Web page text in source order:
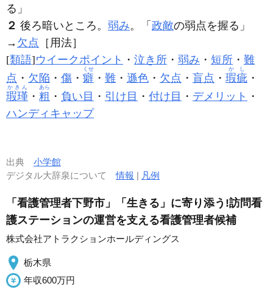
る」
２ 後ろ暗いところ。 弱み。「 政敵の弱点を握る」
→ 欠点 ［用法］
[類語]ウイークポイント ・ 泣き所 ・ 弱み ・ 短所 ・ 難
点 ・ 欠陥 ・ 傷 ・ 癖
くせ
・ 難 ・ 遜色 ・ 欠点 ・ 盲点 ・ 瑕疵
かし
・
瑕瑾
かきん
・ 粗
あら
・ 負い目 ・ 引け目 ・ 付け目 ・ デメリット ・
ハンディキャップ
出典 小学館
デジタル大辞泉について情報 | 凡例
「看護管理者下野市」「生きる」に寄り添う!訪問看
護ステーションの運営を支える看護管理者候補
株式会社アトラクションホールディングス
栃木県
年収600万円